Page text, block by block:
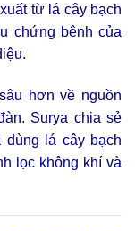
từ lá cây bạch
chứng bệnh của
hơn về nguồn
Surya chia sẻ
lá cây bạch
lọc không khí và